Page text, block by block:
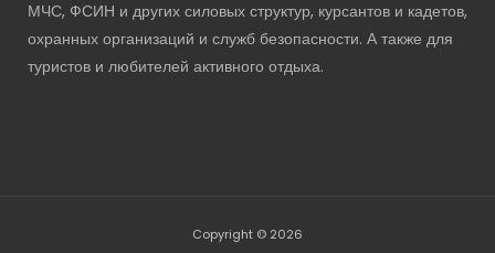
МЧС, ФСИН и других силовых структур, курсантов и кадетов,
охранных организаций и служб безопасности. А также для
туристов и любителей активного отдыха.
Copyright © 2026